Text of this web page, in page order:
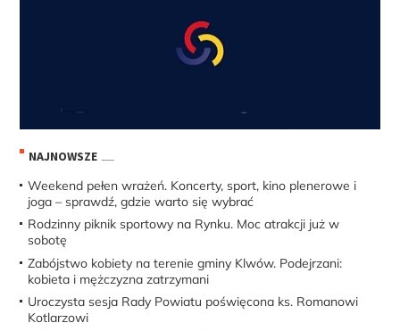
NAJNOWSZE
Weekend pełen wrażeń. Koncerty, sport, kino plenerowe i
joga – sprawdź, gdzie warto się wybrać
Rodzinny piknik sportowy na Rynku. Moc atrakcji już w
sobotę
Zabójstwo kobiety na terenie gminy Klwów. Podejrzani:
kobieta i mężczyzna zatrzymani
Uroczysta sesja Rady Powiatu poświęcona ks. Romanowi
Kotlarzowi